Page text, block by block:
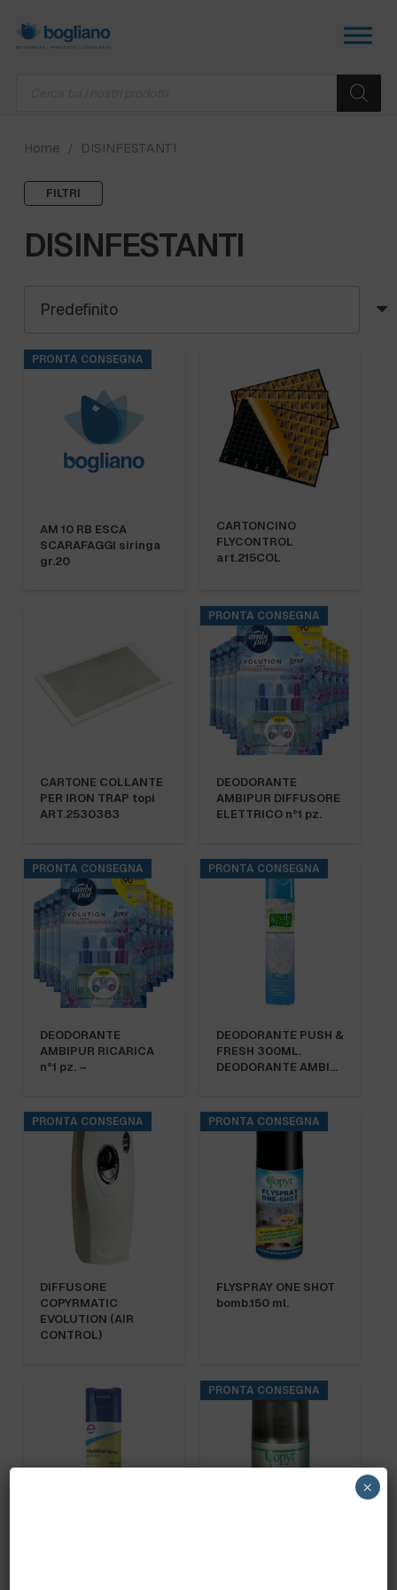
Home / DISINFESTANTI
FILTRI
DISINFESTANTI
PRONTA CONSEGNA
AM 10 RB ESCA
SCARAFAGGI siringa
gr.20
CARTONCINO
FLYCONTROL
art.215COL
CARTONE COLLANTE
PER IRON TRAP topi
ART.2530383
PRONTA CONSEGNA
DEODORANTE
AMBIPUR DIFFUSORE
ELETTRICO n°1 pz.
PRONTA CONSEGNA
DEODORANTE
AMBIPUR RICARICA
n°1 pz. –
PRONTA CONSEGNA
DEODORANTE PUSH &
FRESH 300ML.
DEODORANTE AMBI…
PRONTA CONSEGNA
DIFFUSORE
COPYRMATIC
EVOLUTION (AIR
CONTROL)
PRONTA CONSEGNA
FLYSPRAY ONE SHOT
bomb.150 ml.
PRONTA CONSEGNA
×